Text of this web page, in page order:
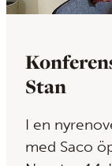
Stan
I en
med Saco